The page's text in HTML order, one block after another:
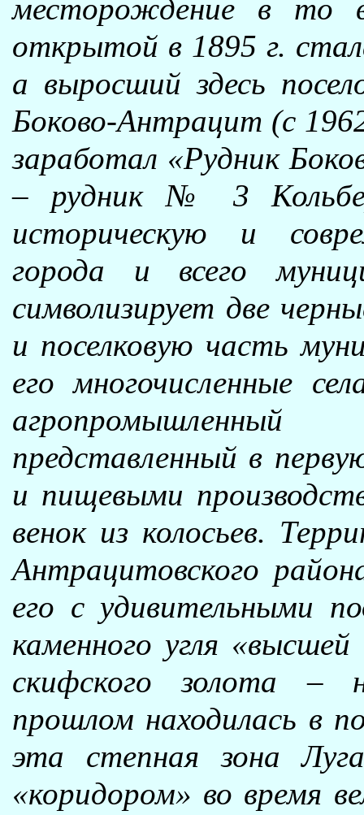
месторождение в то
открытой в 1895 г.
а выросший здесь
Боково-Антрацит (с
заработал «Рудник
– рудник № 3
историческую и
города и всего
символизирует две
и поселковую часть
его многочисленные
представленный в
и пищевыми
венок из колосьев.
Антрацитовского
его с удивительными
каменного угля «высшей
скифского золота –
прошлом находилась в
эта степная зона
«коридором» во время